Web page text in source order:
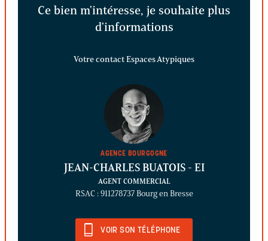
Ce bien m'intéresse, je souhaite plus
d'informations
Votre contact Espaces Atypiques
AGENCE BOURGOGNE
JEAN-CHARLES BUATOIS - EI
AGENT COMMERCIAL
RSAC : 911278737 Bourg en Bresse
VOIR SON TÉLÉPHONE